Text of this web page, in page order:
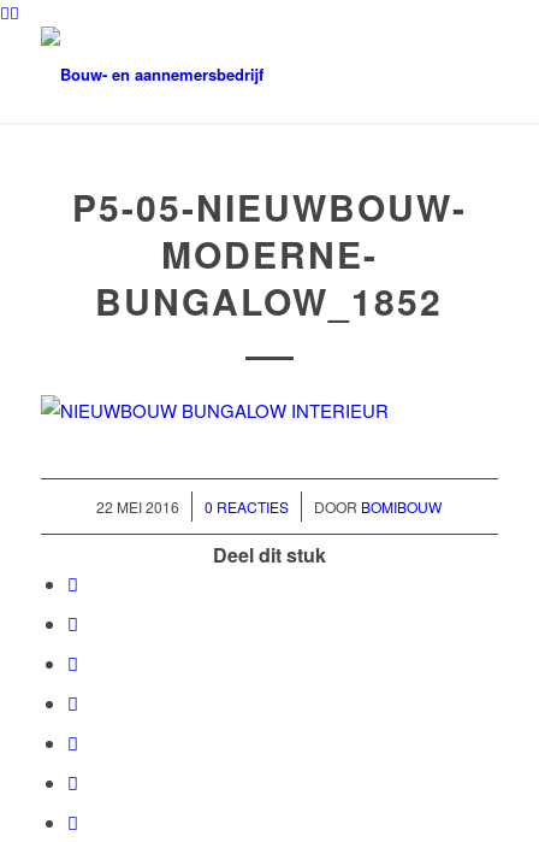
P5-05-NIEUWBOUW-
MODERNE-
BUNGALOW_1852
22 MEI 2016
/ 0 REACTIES
/ DOOR BOMIBOUW
Deel dit stuk